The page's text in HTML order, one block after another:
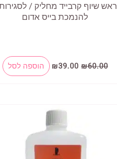
ראש שיוף קרבייד מחליק /
להנמכת בייס אדום
₪60.00
המחיר
המקורי
₪39.00
המחיר
הנוכחי
הוספה לסל